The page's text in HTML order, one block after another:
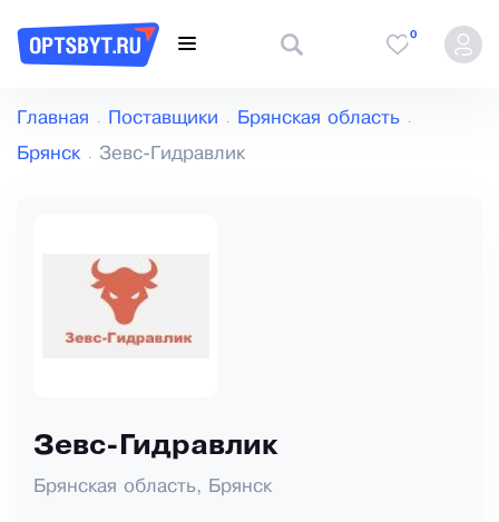
0
Главная Поставщики Брянская область
Брянск Зевс-Гидравлик
Зевс-Гидравлик
Брянская область, Брянск